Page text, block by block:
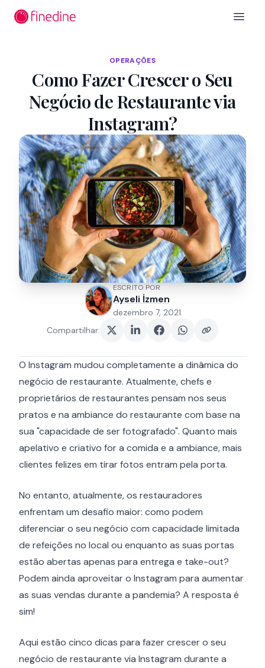
Open
OPERAÇÕES
Como Fazer Crescer o Seu
Negócio de Restaurante via
Instagram?
ESCRITO POR
Ayseli İzmen
dezembro 7, 2021
Compartilhar:
O Instagram mudou completamente a dinâmica do
negócio de restaurante. Atualmente, chefs e
proprietários de restaurantes pensam nos seus
pratos e na ambiance do restaurante com base na
sua "capacidade de ser fotografado". Quanto mais
apelativo e criativo for a comida e a ambiance, mais
clientes felizes em tirar fotos entram pela porta.
No entanto, atualmente, os restauradores
enfrentam um desafio maior: como podem
diferenciar o seu negócio com capacidade limitada
de refeições no local ou enquanto as suas portas
estão abertas apenas para entrega e take-out?
Podem ainda aproveitar o Instagram para aumentar
as suas vendas durante a pandemia? A resposta é
sim!
Aqui estão cinco dicas para fazer crescer o seu
negócio de restaurante via Instagram durante a